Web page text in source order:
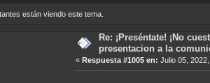
están viendo este tema.
Re: ¡Preséntate! ¡No
presentacion a la
«Respuesta #1005 en: Julio 05,